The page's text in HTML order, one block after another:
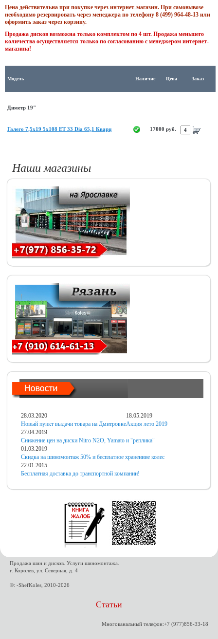
Цена действительна при покупке через интернет-магазин. При самовывозе
необходимо резервировать через менеджера по телефону 8 (499) 964-48-13 или
оформить заказ через корзину.
Продажа дисков возможна только комплектом по 4 шт. Продажа меньшего
количества осуществляется только по согласованию с менеджером интернет-
магазина!
Модель Наличие Цена Заказ
Диметр 19"
Галего 7,5x19 5x108 ET 33 Dia 65,1 Кварц 17000 руб.
Наши магазины
28.03.2020
Новый пункт выдачи товара на Дмитровке
18.05.2019
Акция лето 2019
27.04.2019
Снижение цен на диски Nitro N2O, Yamato и "реплика"
01.03.2019
Скидка на шиномонтаж 50% и бесплатное хранениие колес
22.01.2015
Бесплатная доставка до транспортной компании!
Продажа шин и дисков. Услуги шиномонтажа.
г. Королев, ул. Северная, д. 4
©: -ShefKoles, 2010-2026
Статьи
Многоканальный телефон:+7 (977)856-33-18